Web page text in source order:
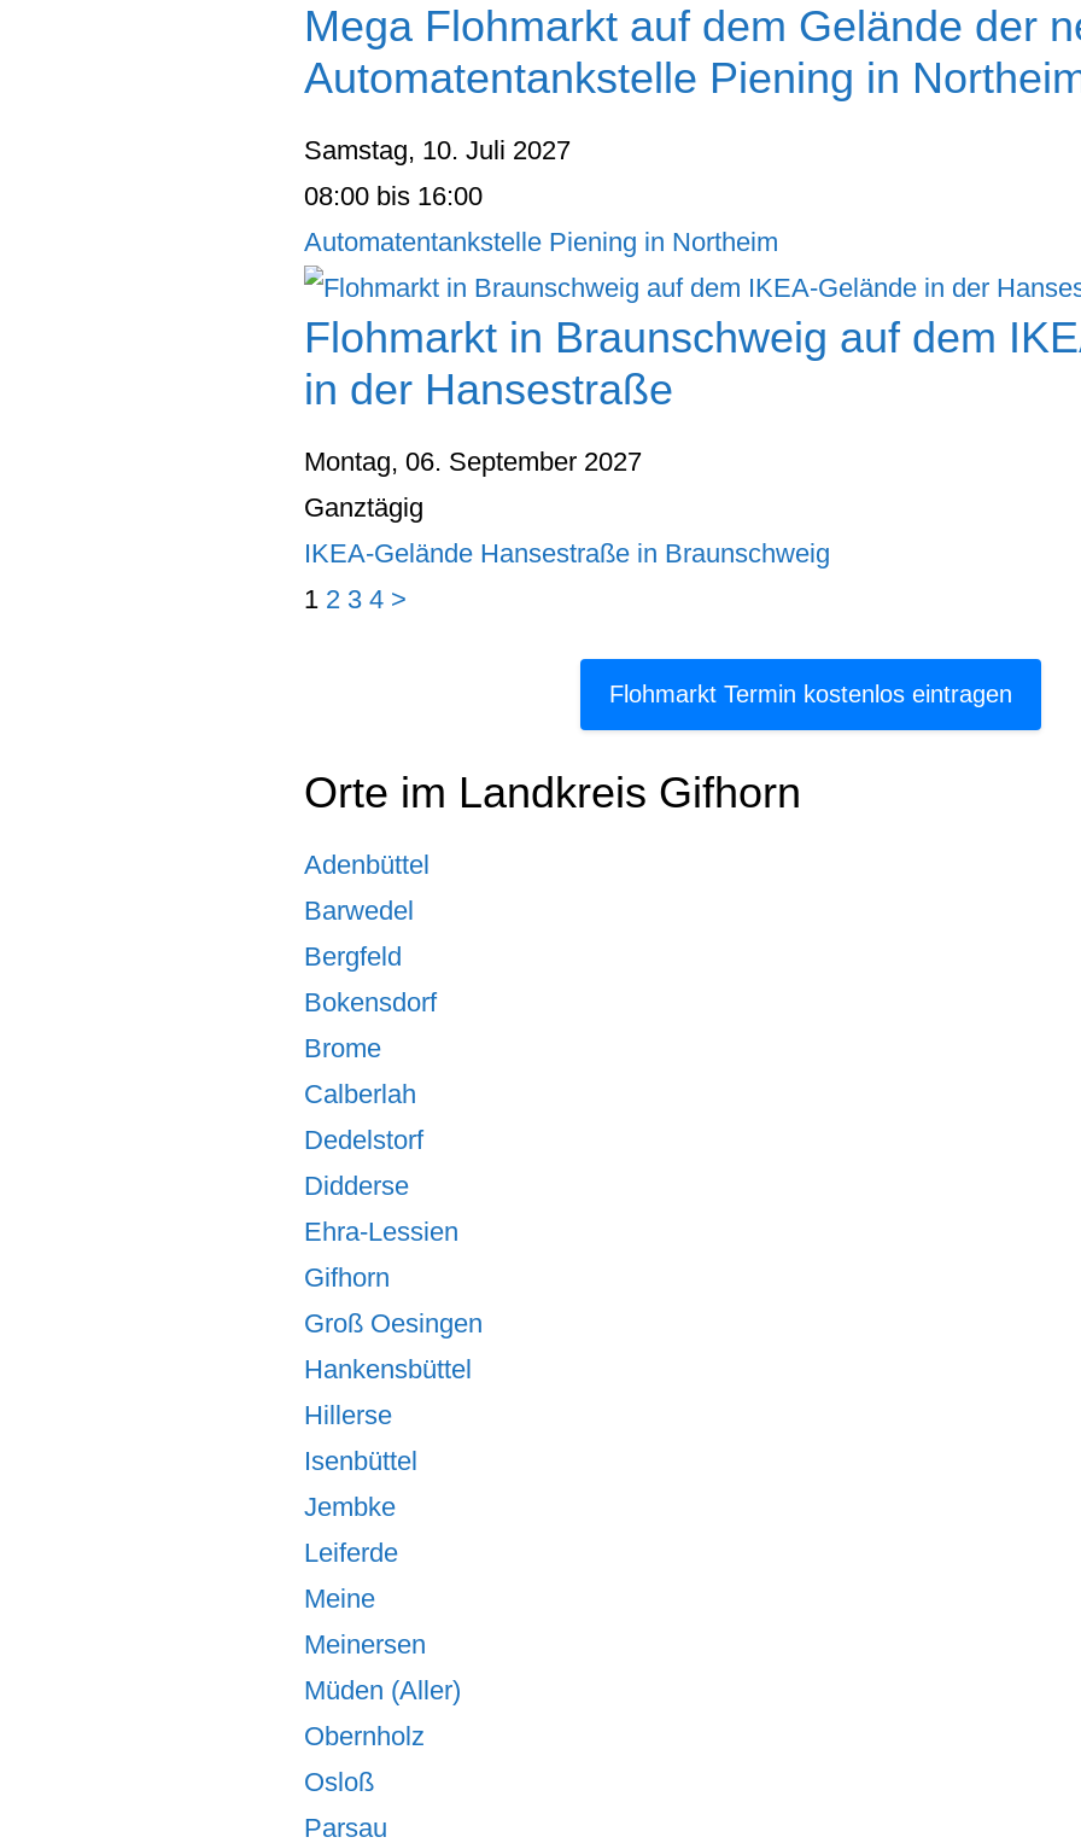
Mega Flohmarkt auf dem Gelände der
Automatentankstelle Piening in
Samstag, 10. Juli 2027
08:00 bis 16:00
Automatentankstelle Piening in Northeim
Flohmarkt in Braunschweig auf dem
in der Hansestraße
Montag, 06. September 2027
Ganztägig
IKEA-Gelände Hansestraße in Braunschweig
1 2 3 4 >
Flohmarkt Termin kostenlos eintragen
Orte im Landkreis Gifhorn
Adenbüttel
Barwedel
Bergfeld
Bokensdorf
Brome
Calberlah
Dedelstorf
Didderse
Ehra-Lessien
Gifhorn
Groß Oesingen
Hankensbüttel
Hillerse
Isenbüttel
Jembke
Leiferde
Meine
Meinersen
Müden (Aller)
Obernholz
Osloß
Parsau